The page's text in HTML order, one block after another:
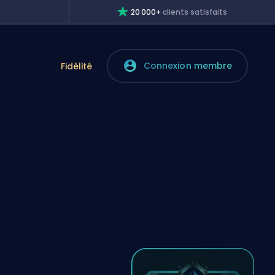
20 000+clients satisfaits
Fidélité Connexion membre